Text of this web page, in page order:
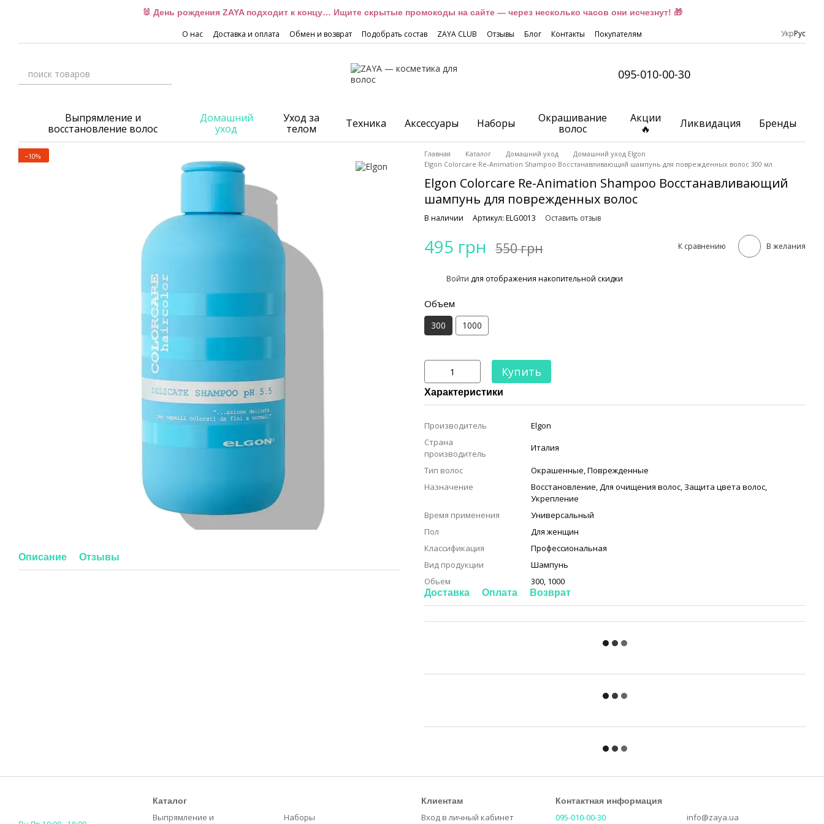
🐰 День рождения ZAYA подходит к концу… Ищите скрытые промокоды на сайте — через несколько часов они исчезнут! 🎁
О нас Доставка и оплата Обмен и возврат Подобрать состав ZAYA CLUB Отзывы Блог Контакты Покупателям УкрРус
095-010-00-30
Выпрямление и
восстановление волос
Домашний
уход
Уход за
телом
Техника Аксессуары Наборы
Окрашивание
волос
Акции
🔥
Ликвидация Бренды
−10%
Описание Отзывы
Главная Каталог Домашний уход
Домашний уход Elgon
Elgon Colorcare Re-Animation Shampoо Восстанавливающий шампунь для поврежденных волос 300 мл
Elgon Colorcare Re-Animation Shampoо Восстанавливающий
шампунь для поврежденных волос
В наличии Артикул: ELG0013 Оставить отзыв
495 грн 550 грн К сравнению В желания
Войти для отображения накопительной скидки
Объем
300 1000
Купить
Характеристики
Производитель
Elgon
Страна
производитель
Италия
Тип волос Окрашенные,Поврежденные
Назначение
Восстановление,Для очищения волос, Защита цвета волос,
Укрепление
Время применения
Универсальный
Пол
Для женщин
Классификация
Профессиональная
Вид продукции
Шампунь
Обьем
300, 1000
Доставка Оплата Возврат
Каталог
Выпрямление и
Наборы
Клиентам
Вход в личный кабинет
Контактная информация
095-010-00-30 info@zaya.ua